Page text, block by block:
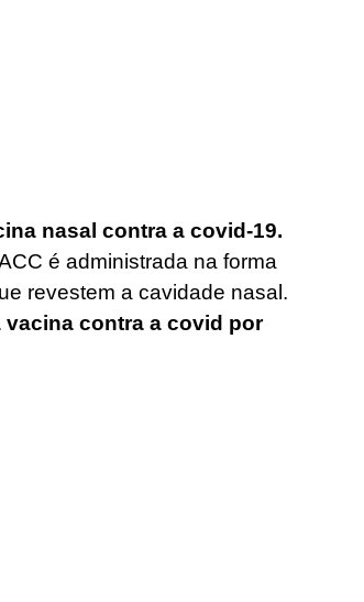
nasal contra a covid-19.
é administrada na forma
revestem a cavidade nasal.
vacina contra a covid por